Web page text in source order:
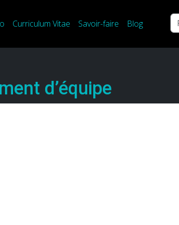
Curriculum Vitae Savoir-faire Blog
d’équipe